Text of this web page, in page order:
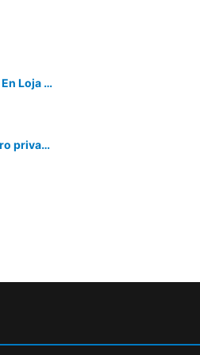
Moderno Departamento Amoblado En Loja - Ecuador
Alojamiento de lujo con parqueadero privado, en Loja